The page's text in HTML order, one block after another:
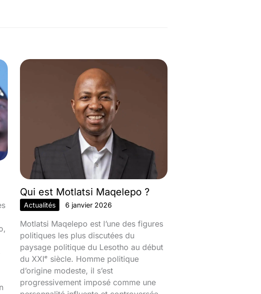
Qui est Motlatsi Maqelepo ?
Actualités 6 janvier 2026
Motlatsi Maqelepo est l’une des figures
politiques les plus discutées du
paysage politique du Lesotho au début
du XXIᵉ siècle. Homme politique
d’origine modeste, il s’est
progressivement imposé comme une